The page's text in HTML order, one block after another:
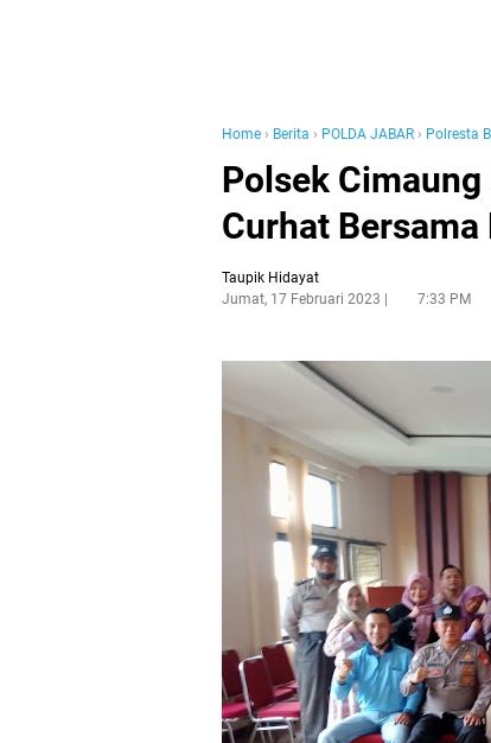
Home › Berita › POLDA JABAR › Polresta
Polsek
Curhat
Taupik Hidayat
Jumat, 17 Februari 2023
7:33 PM